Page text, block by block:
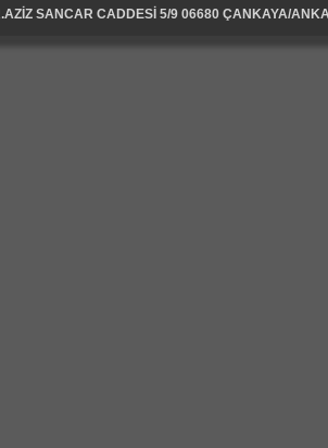
SANCAR CADDESİ 5/9 06680 ÇANKAYA/